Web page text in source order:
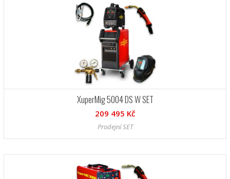
XuperMig 5004 DS W SET
209 495 Kč
Prodejní SET